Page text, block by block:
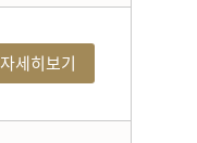
자세히보기